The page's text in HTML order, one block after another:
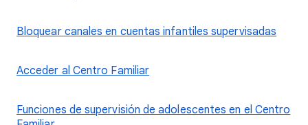
Bloquear canales en cuentas infantiles supervisadas
Acceder al Centro Familiar
Funciones de supervisión de adolescentes en el Centro